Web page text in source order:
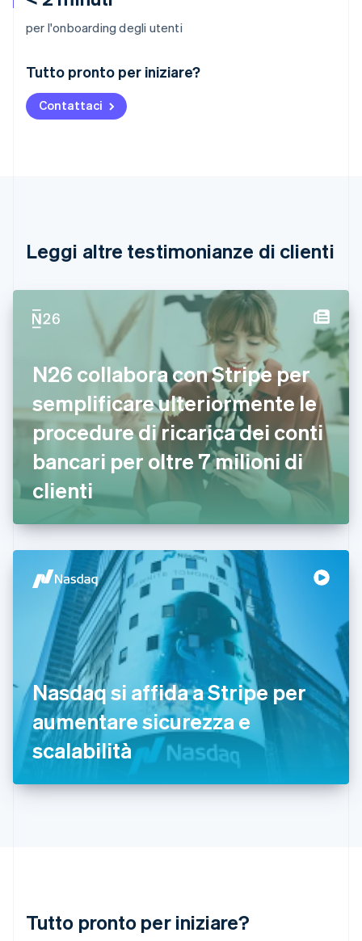
per l'onboarding degli utenti
Tutto pronto per iniziare?
Contattaci
Leggi altre testimonianze di clienti
N26 collabora con Stripe per
semplificare ulteriormente le
procedure di ricarica dei conti
bancari per oltre 7 milioni di
clienti
Nasdaq si affida a Stripe per
aumentare sicurezza e
scalabilità
Tutto pronto per iniziare?
Australia
English
Austria
DeutschEnglish
English Français
Cina continentale
Cipro
Croazia
Italiano
Danimarca
English
English
Estonia
English
Finlandia
Svenska
Francia
English
Germania
Giappone
日本語 English
Gibilterra
English
Grecia
English
India
English
Irlanda
English
Italia
Italiano English
Lettonia
Liechtenstein
Malta
English